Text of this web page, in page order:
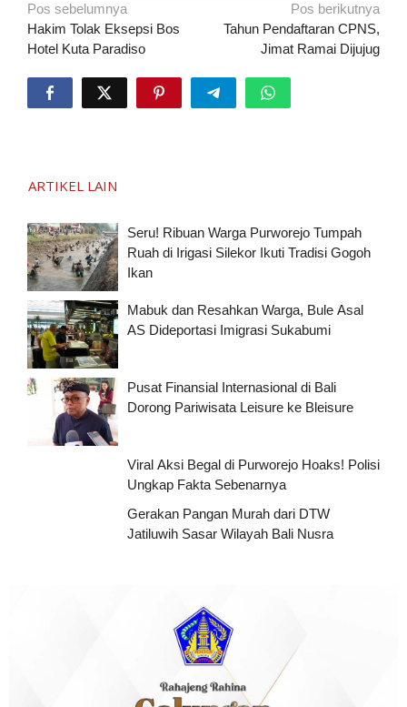
Navigasi
pos
Pos sebelumnya
Hakim Tolak Eksepsi Bos
Hotel Kuta Paradiso
Pos berikutnya
Tahun Pendaftaran CPNS,
Jimat Ramai Dijujug
ARTIKEL LAIN
Seru! Ribuan Warga Purworejo Tumpah
Ruah di Irigasi Silekor Ikuti Tradisi Gogoh
Ikan
Mabuk dan Resahkan Warga, Bule Asal
AS Dideportasi Imigrasi Sukabumi
Pusat Finansial Internasional di Bali
Dorong Pariwisata Leisure ke Bleisure
Viral Aksi Begal di Purworejo Hoaks! Polisi
Ungkap Fakta Sebenarnya
Gerakan Pangan Murah dari DTW
Jatiluwih Sasar Wilayah Bali Nusra